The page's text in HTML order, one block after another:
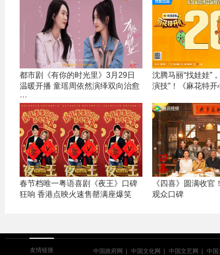
都市剧《有你的时光里》3月29日
温暖开播 童瑶周依然演绎双向治愈
···
沈腾马丽“找娃娃”
演技”！《麻花特开
春节档唯一粤语喜剧《夜王》口碑
狂响 香港点映火速售罄满座爆笑
《四喜》圆满收官
观众口碑
友情链接 中国政府网 中国文化网 中国文艺网
中国